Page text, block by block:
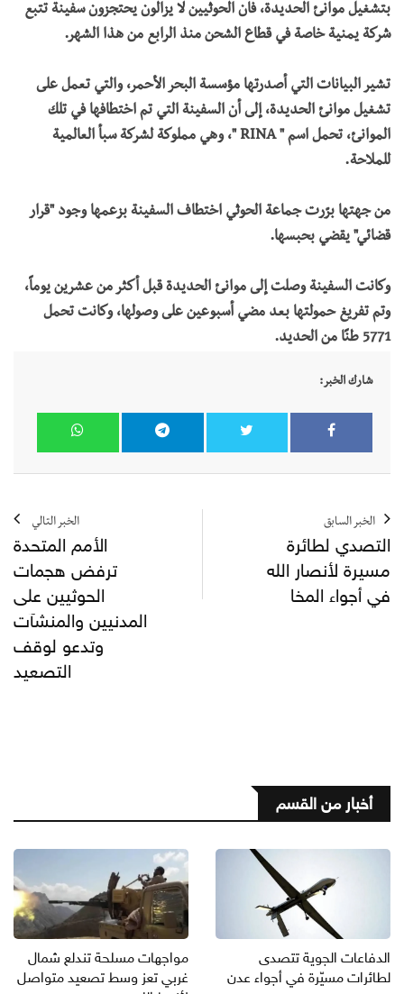
بتشغيل موانئ الحديدة، فان الحوثيين لا يزالون يحتجزون سفينة تتبع
شركة يمنية خاصة في قطاع الشحن منذ الرابع من هذا الشهر.
تشير البيانات التي أصدرتها مؤسسة البحر الأحمر، والتي تعمل على
تشغيل موانئ الحديدة، إلى أن السفينة التي تم اختطافها في تلك
الموانئ، تحمل اسم " RINA "، وهي مملوكة لشركة سبأ العالمية
للملاحة.
من جهتها برّرت جماعة الحوثي اختطاف السفينة بزعمها وجود "قرار
قضائي" يقضي بحبسها.
وكانت السفينة وصلت إلى موانئ الحديدة قبل أكثر من عشرين يوماً،
وتم تفريغ حمولتها بعد مضي أسبوعين على وصولها، وكانت تحمل
5771 طنًا من الحديد.
شارك الخبر:
الخبر السابق
التصدي لطائرة
مسيرة لأنصار الله
في أجواء المخا
الخبر التالي
الأمم المتحدة
ترفض هجمات
الحوثيين على
المدنيين والمنشآت
وتدعو لوقف
التصعيد
أخبار من القسم
الدفاعات الجوية تتصدى
لطائرات مسيّرة في أجواء عدن
مواجهات مسلحة تندلع شمال
غربي تعز وسط تصعيد متواصل